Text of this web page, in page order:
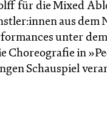
für die Mixed
aus dem
unter
Choreografie in
Schauspiel